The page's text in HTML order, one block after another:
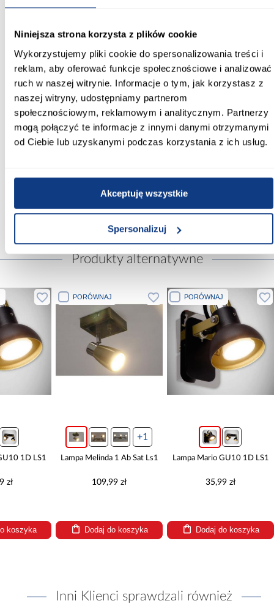
Niniejsza strona korzysta z plików cookie
Wykorzystujemy pliki cookie do spersonalizowania treści i
reklam, aby oferować funkcje społecznościowe i analizować
ruch w naszej witrynie. Informacje o tym, jak korzystasz z
naszej witryny, udostępniamy partnerom
społecznościowym, reklamowym i analitycznym. Partnerzy
mogą połączyć te informacje z innymi danymi otrzymanymi
od Ciebie lub uzyskanymi podczas korzystania z ich usług.
Akceptuję wszystkie
Spersonalizuj
nie dotyczy
Całościowy strumień świetlny:
nie dotyczy
Kolor:
czarny
Gwint:
E14
Produkty alternatywne
1D LS1
zł
koszyka
PORÓWNAJ
+1
Lampa Melinda 1 Ab Sat Ls1
109,99 zł
Dodaj do koszyka
PORÓWNAJ
Lampa Mario GU10 1D LS1
35,99 zł
Dodaj do koszyka
Inni Klienci sprawdzali również